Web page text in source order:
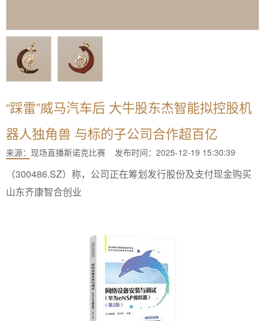
“踩雷”威马汽车后 大牛股东杰智能拟控股机
器人独角兽 与标的子公司合作超百亿
来源： 现场直播斯诺克比赛 发布时间：2025-12-19 15:30:39
（300486.SZ）称，公司正在筹划发行股份及支付现金购买
山东齐康智合创业